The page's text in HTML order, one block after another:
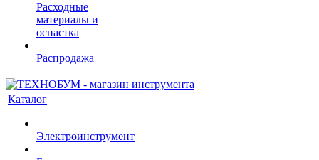
Расходные
материалы и
оснастка
Распродажа
Каталог
Электроинструмент